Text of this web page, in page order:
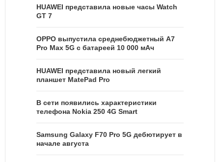
HUAWEI представила новые часы Watch
GT 7
OPPO выпустила среднебюджетный A7
Pro Max 5G с батареей 10 000 мАч
HUAWEI представила новый легкий
планшет MatePad Pro
В сети появились характеристики
телефона Nokia 250 4G Smart
Samsung Galaxy F70 Pro 5G дебютирует в
начале августа